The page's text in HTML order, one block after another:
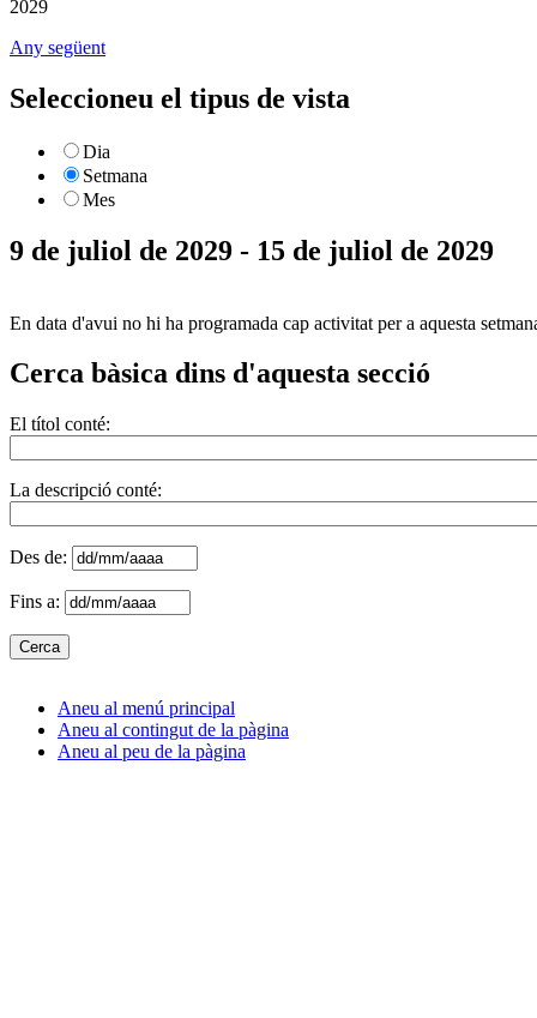
2029
Any següent
Seleccioneu el tipus de vista
Dia
Setmana
Mes
9 de juliol de 2029 - 15 de juliol de 2029
En data d'avui no hi ha programada cap activitat per a aquesta
Cerca bàsica dins d'aquesta secció
El títol conté:
La descripció conté:
Des de:
Fins a:
Aneu al menú principal
Aneu al contingut de la pàgina
Aneu al peu de la pàgina